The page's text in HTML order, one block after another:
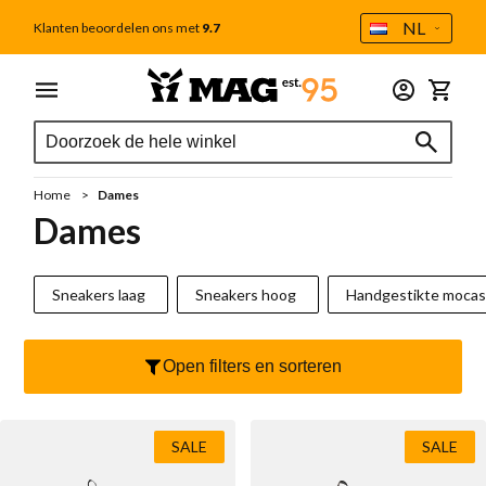
Klanten beoordelen ons met 9.7
Taal NL
Menu
Zoek
Zoek
Zoek
Alle dames
Sale
Nieuw
Outlet
Dames
Sneakers laag
Handgestikte mocassins
Alle heren
Sale
Cadeaubon
Heren
Handgestikte mocassins
Outlet
Tweede Kans
Alle accessoires
Schoenverzorging
Accessoires
Voetbedden
Home Dames
Dames
Sneakers laag Sneakers hoog Handgestikte
SALE SALE
Open filters en sorteren